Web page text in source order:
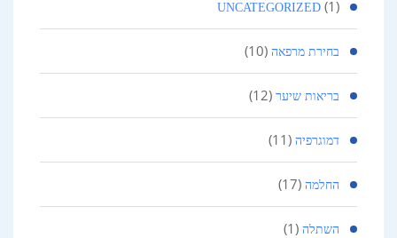
UNCATEGORIZED (1)
בחירת מרפאה (10)
בריאות שיער (12)
דמוגרפיה (11)
החלמה (17)
השתלה (1)